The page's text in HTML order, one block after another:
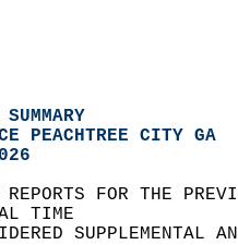
PEACHTREE CITY GA
REPORTS FOR THE
TIME